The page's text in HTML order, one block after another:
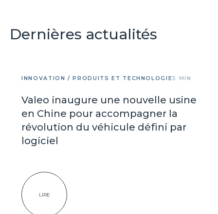
Dernières actualités
INNOVATION / PRODUITS ET TECHNOLOGIE5 MIN
Valeo inaugure une nouvelle usine
en Chine pour accompagner la
révolution du véhicule défini par
logiciel
LIRE